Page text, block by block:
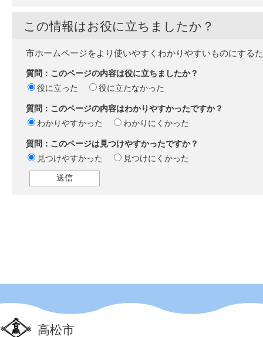
この情報はお役に立ちましたか？
市ホームページをより使いやすくわかりやすいものにする
質問：このページの内容は役に立ちましたか？
役に立った
役に立たなかった
質問：このページの内容はわかりやすかったですか？
わかりやすかった
わかりにくかった
質問：このページは見つけやすかったですか？
見つけやすかった
見つけにくかった
高松市